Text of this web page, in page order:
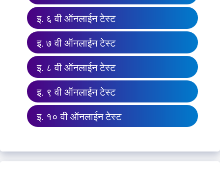
इ. ६ वी ऑनलाईन टेस्ट
इ. ७ वी ऑनलाईन टेस्ट
इ. ८ वी ऑनलाईन टेस्ट
इ. ९ वी ऑनलाईन टेस्ट
इ. १० वी ऑनलाईन टेस्ट